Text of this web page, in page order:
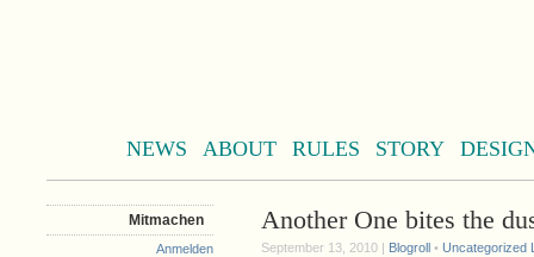
NEWS ABOUT RULES STORY
Mitmachen
Anmelden
Another One bites the
September 13, 2010 | Blogroll • Uncategorized